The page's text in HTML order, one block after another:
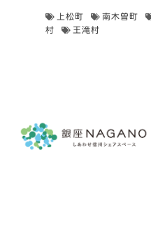
上松町 南木曽町
村
王滝村